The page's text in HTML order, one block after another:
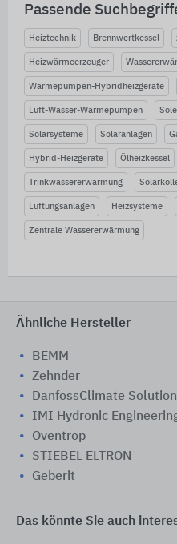
Passende
Heiztechnik Brennwertkessel
Heizwärmeerzeuger
Wärmepumpen-Hybridheizgeräte
Luft-Wasser-Wärmepumpen
Solarsysteme Solaranlagen
Hybrid-Heizgeräte Ölheizkessel
Trinkwassererwärmung
Lüftungsanlagen Heizsysteme
Zentrale Wassererwärmung
Ähnliche Hersteller
BEMM
Zehnder
DanfossClimate
IMI Hydronic
Oventrop
STIEBEL ELTRON
Geberit
Das könnte Sie auch